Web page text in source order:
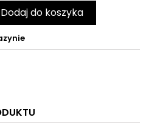
Dodaj do koszyka